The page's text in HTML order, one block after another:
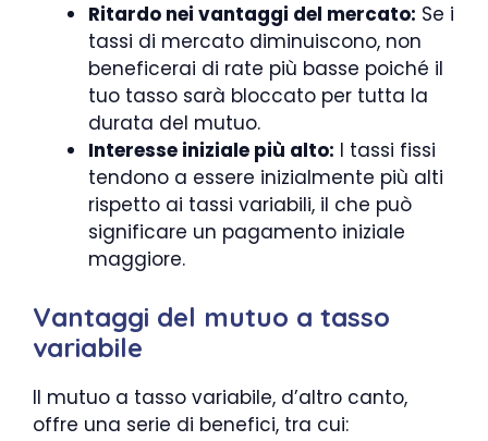
Ritardo nei vantaggi del mercato: Se i
tassi di mercato diminuiscono, non
beneficerai di rate più basse poiché il
tuo tasso sarà bloccato per tutta la
durata del mutuo.
Interesse iniziale più alto: I tassi fissi
tendono a essere inizialmente più alti
rispetto ai tassi variabili, il che può
significare un pagamento iniziale
maggiore.
Vantaggi del mutuo a tasso
variabile
Il mutuo a tasso variabile, d’altro canto,
offre una serie di benefici, tra cui: